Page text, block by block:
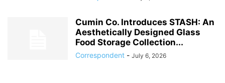
Cumin Co. Introduces STASH: An
Aesthetically Designed Glass
Food Storage Collection...
Correspondent - July 6, 2026